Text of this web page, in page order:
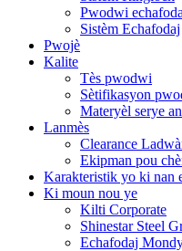
Pwodwi
Sistèm Echafodaj
Pwojè
Kalite
Tès pwodwi
Sètifikasyon
Materyèl serye
Lanmès
Clearance
Ekipman pou
Karakteristik yo ki nan
Ki moun nou ye
Kilti Corporate
Shinestar Steel
Echafodaj